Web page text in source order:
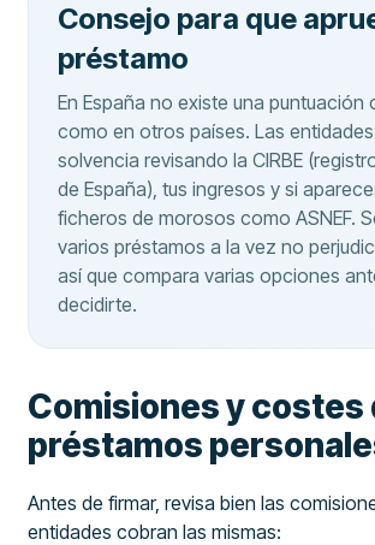
Consejo para que
préstamo
En España no existe una puntuación
como en otros países. Las
solvencia revisando la CIRBE
de España), tus ingresos y si
ficheros de morosos como ASNEF.
varios préstamos a la vez no
así que compara varias opciones
decidirte.
Comisiones y costes
préstamos
Antes de firmar, revisa bien las
entidades cobran las mismas: